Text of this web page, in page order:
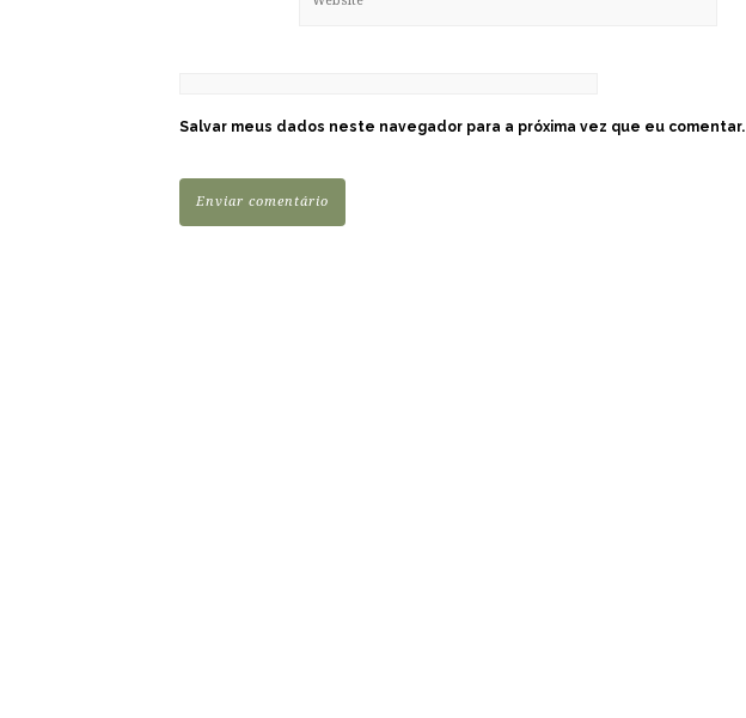
Salvar meus dados neste navegador para a próxima vez que eu comentar.